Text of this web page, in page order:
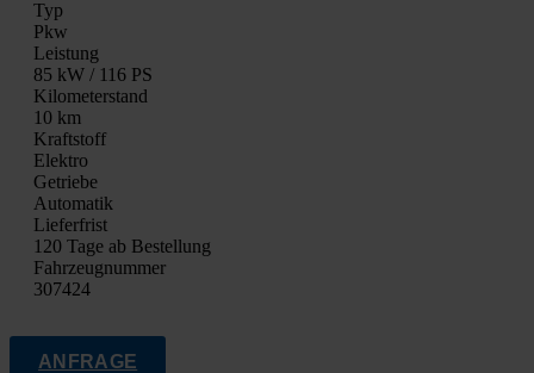
Typ
Pkw
Leis­tung
85 kW / 116 PS
Kilo­me­ter­stand
10 km
Kraft­stoff
Elek­tro
Getrie­be
Auto­ma­tik
Lie­fer­frist
120 Tage ab Bestel­lung
Fahrzeugnummer
307424
ANFRAGE